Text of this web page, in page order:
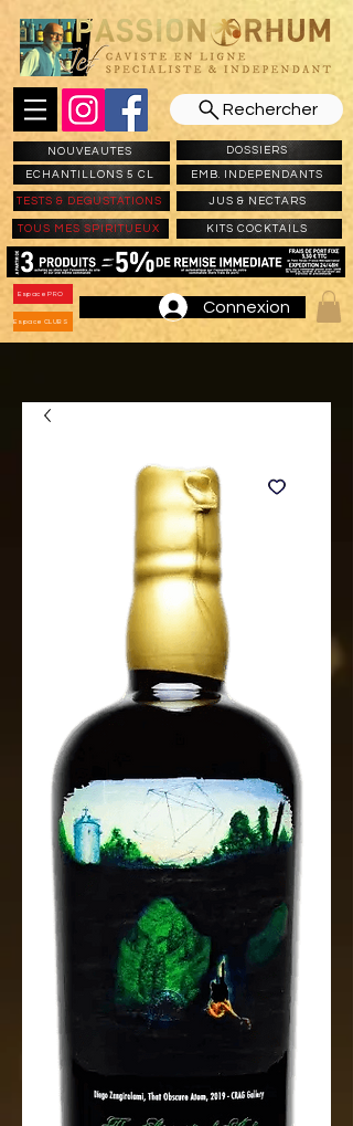
Rechercher
NOUVEAUTES
ECHANTILLONS 5 CL
DOSSIERS
EMB. INDEPENDANTS
TESTS & DEGUSTATIONS JUS & NECTARS
TOUS MES SPIRITUEUX KITS COCKTAILS
Espace PRO
Espace CLUBS
Connexion